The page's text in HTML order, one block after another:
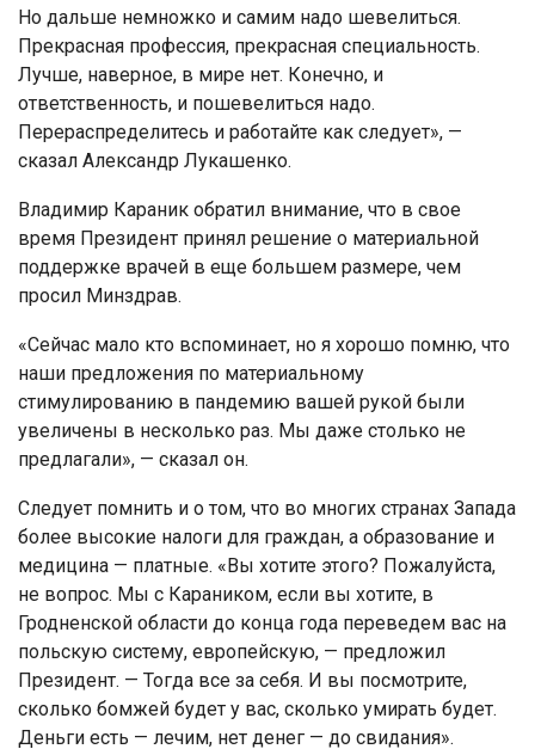
Но дальше немножко и самим надо шевелиться.
Прекрасная профессия, прекрасная специальность.
Лучше, наверное, в мире нет. Конечно, и
ответственность, и пошевелиться надо.
Перераспределитесь и работайте как следует», —
сказал Александр Лукашенко.
Владимир Караник обратил внимание, что в свое
время Президент принял решение о материальной
поддержке врачей в еще большем размере, чем
просил Минздрав.
«Сейчас мало кто вспоминает, но я хорошо помню, что
наши предложения по материальному
стимулированию в пандемию вашей рукой были
увеличены в несколько раз. Мы даже столько не
предлагали», — сказал он.
Следует помнить и о том, что во многих странах Запада
более высокие налоги для граждан, а образование и
медицина — платные. «Вы хотите этого? Пожалуйста,
не вопрос. Мы с Караником, если вы хотите, в
Гродненской области до конца года переведем вас на
польскую систему, европейскую, — предложил
Президент. — Тогда все за себя. И вы посмотрите,
сколько бомжей будет у вас, сколько умирать будет.
Деньги есть — лечим, нет денег — до свидания».